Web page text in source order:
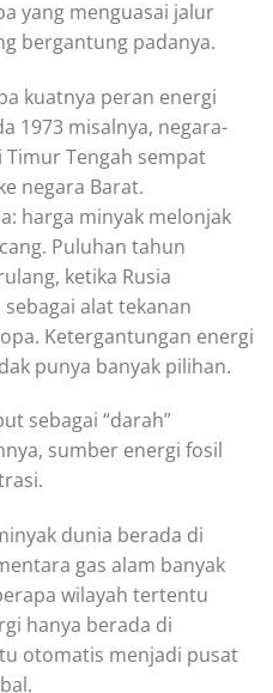
yang menguasai jalur
bergantung padanya.
kuatnya peran energi
1973 misalnya, negara-
Tengah sempat
negara Barat.
harga minyak melonjak
Puluhan tahun
ketika Rusia
alat tekanan
Ketergantungan energi
punya banyak pilihan.
sebagai “darah”
sumber energi fosil
dunia berada di
gas alam banyak
wilayah tertentu
hanya berada di
otomatis menjadi pusat